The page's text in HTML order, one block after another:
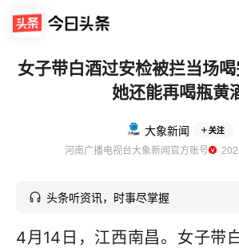
女子带白酒过安检被拦当场喝
她还能再喝瓶黄
大象新闻 关注
河南广播电视台大象新闻官方账号
头条听资讯，时事尽掌握
4月14日，江西南昌。女子带